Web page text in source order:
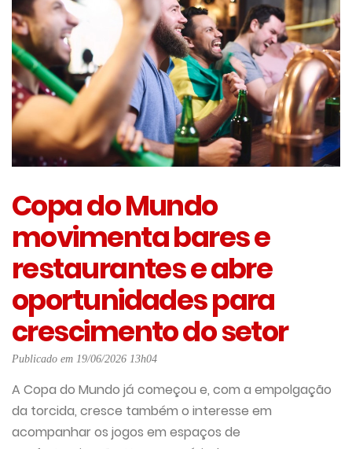
Copa do Mundo
movimenta bares e
restaurantes e abre
oportunidades para
crescimento do setor
Publicado em 19/06/2026 13h04
A Copa do Mundo já começou e, com a empolgação
da torcida, cresce também o interesse em
acompanhar os jogos em espaços de